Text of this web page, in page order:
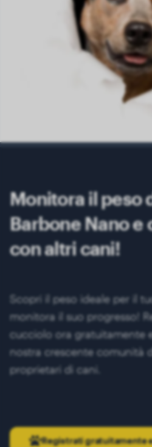
Monitora il peso
Barbone Nano e
con altri cani!
Scopri il peso ideale per il
monitora il suo progresso!
cucciolo ora gratuitamente
nostra crescente comunità
proprietari di cani.
Registrati gratuitamente